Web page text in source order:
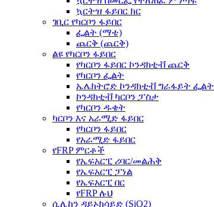
ኳርትዝ ፋይበር ክር
ገቢር የካርቦን ፋይበር
ፌልት (ማቴ)
ጨርቅ (ጨርቅ)
ልዩ የካርቦን ፋይበር
የካርቦን ፋይበር ኮንዳክቲቭ ጨርቅ
የካርቦን ፌልት
ኤሌክትሮድ ኮንዳክቲቭ ግራፋይት ፌልት
ኮንዳክቲቭ ካርቦን ፓስታ
የካርቦን ዱቄት
ካርቦን እና አራሚድ ፋይበር
የካርቦን ፋይበር
የአራሚድ ፋይበር
የFRP ምርቶች
የኤፍአርፒ ሪባር/መልሕቅ
የኤፍአርፒ ፓነል
የኤፍአርፒ በር
የFRP ሉህ
ሲሊከን ዳይኦክሳይድ (SiO2)